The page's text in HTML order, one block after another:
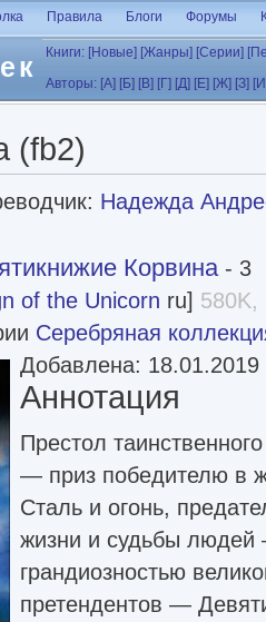
Правила Блоги Форумы
Книги: [Новые] [Жанры] [Серии]
Авторы: [А] [Б] [В] [Г] [Д] [Е] [Ж] [З]
(fb2)
Надежда
Корвина - 3
of the Unicorn ru] 580K,
Серебряная
Добавлена: 18.01.2019
Аннотация
Престол
— приз победителю в
Сталь и огонь,
жизни и судьбы людей
грандиозностью
претендентов —